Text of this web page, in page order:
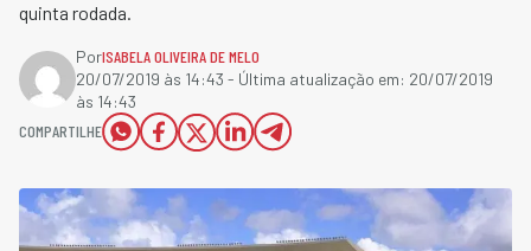
quinta rodada.
PorISABELA OLIVEIRA DE MELO
20/07/2019 às 14:43 - Última atualização em: 20/07/2019
às 14:43
COMPARTILHE